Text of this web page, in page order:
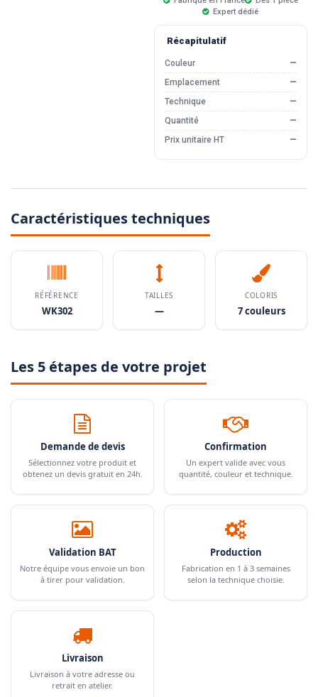
Expert dédié
Récapitulatif
Couleur
—
Emplacement
—
Technique
—
Quantité
—
Prix unitaire HT
—
Caractéristiques techniques
RÉFÉRENCE
WK302
TAILLES
—
COLORIS
7 couleurs
Les 5 étapes de votre projet
Demande de devis
Sélectionnez votre produit et
obtenez un devis gratuit en 24h.
Confirmation
Un expert valide avec vous
quantité, couleur et technique.
Validation BAT
Notre équipe vous envoie un bon
à tirer pour validation.
Production
Fabrication en 1 à 3 semaines
selon la technique choisie.
Livraison
Livraison à votre adresse ou
retrait en atelier.